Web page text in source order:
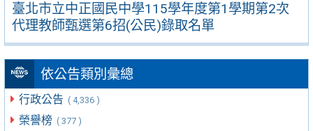
臺北市立中正國民中學115學年度第1學期第2次
代理教師甄選第6招(公民)錄取名單
依公告類別彙總
行政公告 ( 4,336 )
榮譽榜 ( 377 )